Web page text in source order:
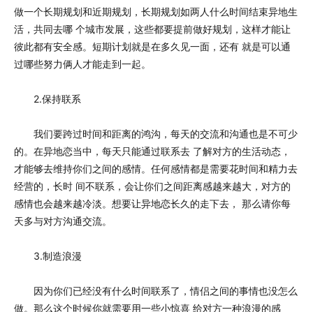
做一个长期规划和近期规划，长期规划如两人什么时间结束异地生
活，共同去哪 个城市发展，这些都要提前做好规划，这样才能让
彼此都有安全感。短期计划就是在多久见一面，还有 就是可以通
过哪些努力俩人才能走到一起。
2.保持联系
我们要跨过时间和距离的鸿沟，每天的交流和沟通也是不可少
的。在异地恋当中，每天只能通过联系去 了解对方的生活动态，
才能够去维持你们之间的感情。任何感情都是需要花时间和精力去
经营的，长时 间不联系，会让你们之间距离感越来越大，对方的
感情也会越来越冷淡。想要让异地恋长久的走下去， 那么请你每
天多与对方沟通交流。
3.制造浪漫
因为你们已经没有什么时间联系了，情侣之间的事情也没怎么
做。那么这个时候你就需要用一些小惊喜 给对方一种浪漫的感